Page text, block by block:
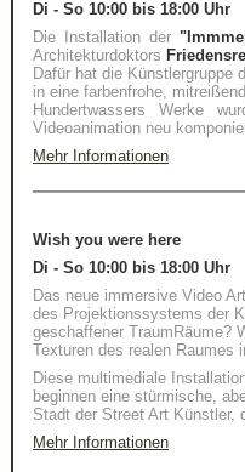
Di - So 10:00 bis 18:00 Uhr
Die Installation der
Architekturdoktors
Dafür hat die Künstlergruppe
in eine farbenfrohe,
Hundertwassers Werke
Videoanimation neu
Mehr Informationen
Wish you were here
Di - So 10:00 bis 18:00 Uhr
Das neue immersive Video
des Projektionssystems der
geschaffener TraumRäume?
Texturen des realen Raumes
Diese multimediale
beginnen eine stürmische,
Stadt der Street Art
Mehr Informationen